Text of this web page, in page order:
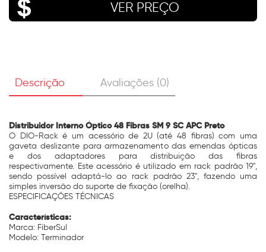
VER PREÇO
Descrição Avaliações (0)
Distribuidor Interno Óptico 48 Fibras SM 9 SC APC Preto
O DIO-Rack é um acessório de 2U (até 48 fibras) com uma
gaveta deslizante para armazenamento das emendas ópticas
e dos adaptadores para distribuição das fibras
respectivamente. Este acessório é utilizado em rack padrão 19",
sendo possível adaptá-lo ao rack padrão 23", fazendo uma
simples inversão do suporte de fixação (orelha).
ESPECIFICAÇÕES TÉCNICAS
Características:
Marca: FiberSul
Modelo: Terminador